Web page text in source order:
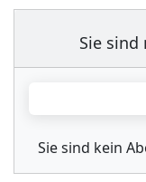
Sie
Sie sind kein